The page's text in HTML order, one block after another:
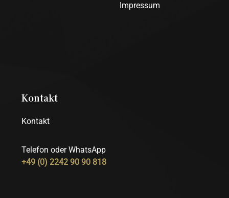
Impressum
Kontakt
Kontakt
Telefon oder WhatsApp
+49 (0) 2242 90 90 818